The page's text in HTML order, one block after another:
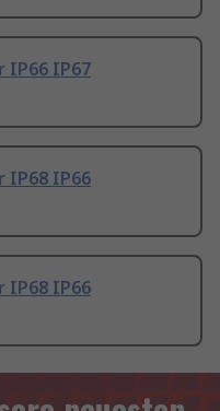
IP66 IP67
IP68 IP66
IP68 IP66